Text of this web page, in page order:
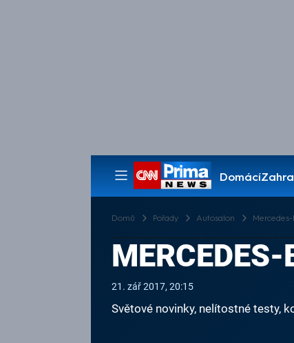
Domácí
Pořady
Domů Pořady Autosalon
MERCEDES-
21. zář 2017, 20:15
Světové novinky, nelítostné testy,